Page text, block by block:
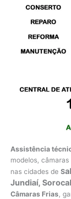
Assistência
modelos,
nas cidades deS
Jundiaí,
Câmaras Frias,